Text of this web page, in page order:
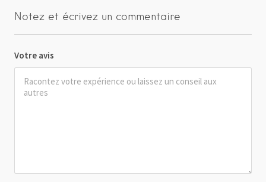
Notez et écrivez un commentaire
Votre avis